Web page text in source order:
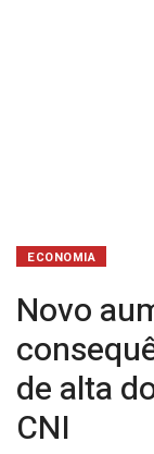
CNI
ECONOMIA
Novo
de alta
CNI